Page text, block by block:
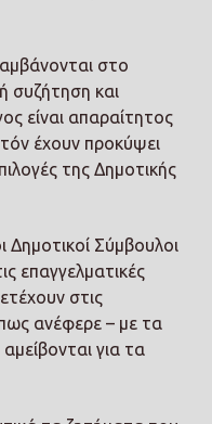
στο
συζήτηση και
είναι απαραίτητος
έχουν προκύψει
της Δημοτικής
Δημοτικοί Σύμβουλοι
επαγγελματικές
στις
ανέφερε – με τα
για τα